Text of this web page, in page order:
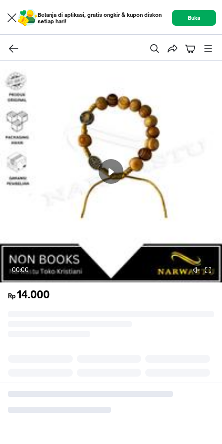
Belanja di aplikasi, gratis ongkir & kupon diskon
setiap hari!
Buka
00:00
Rp14.000